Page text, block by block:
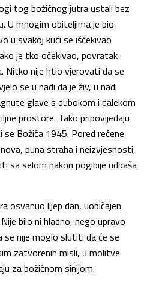
tog božićnog jutra ustali bez
U mnogim obiteljima je bio
u svakoj kući se iščekivao
je tko očekivao, povratak
Nitko nije htio vjerovati da se
se u nadi da je živ, u nadi
glave s dubokom i dalekom
prostore. Tako pripovijedaju
Božića 1945. Pored rečene
puna straha i neizvjesnosti,
sa selom nakon pogibije udbaša
osvanuo lijep dan, uobičajen
bilo ni hladno, nego upravo
nije moglo slutiti da će se
zatvorenih misli, u molitve
za božičnom sinijom.